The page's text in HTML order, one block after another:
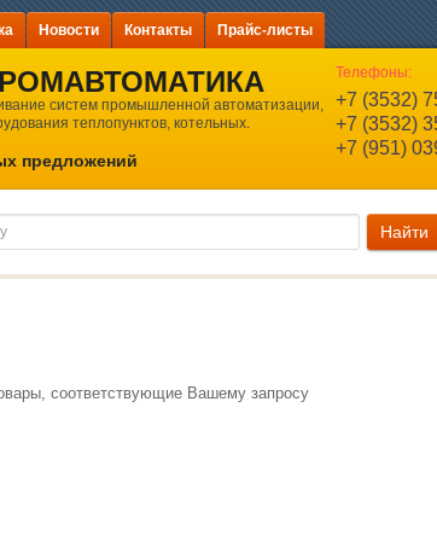
Новости Контакты Прайс-листы
систем промышленной автоматизации,
теплопунктов, котельных.
предложений
Телефоны:
+7 (3532)
+7 (3532)
+7 (951)
соответствующие Вашему запросу